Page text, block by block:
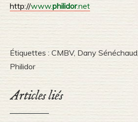
http://www.philidor.net
Étiquettes : CMBV, Dany Sénéchaud
Philidor
Articles liés